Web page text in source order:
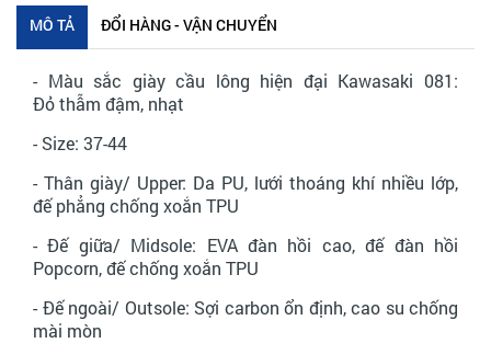
MÔ TẢ ĐỔI HÀNG - VẬN CHUYỂN
- Màu sắc giày cầu lông hiện đại Kawasaki 081:
Đỏ thẫm đậm, nhạt
- Size: 37-44
- Thân giày/ Upper: Da PU, lưới thoáng khí nhiều lớp,
đế phẳng chống xoắn TPU
- Đế giữa/ Midsole: EVA đàn hồi cao, đế đàn hồi
Popcorn, đế chống xoắn TPU
- Đế ngoài/ Outsole: Sợi carbon ổn định, cao su chống
mài mòn